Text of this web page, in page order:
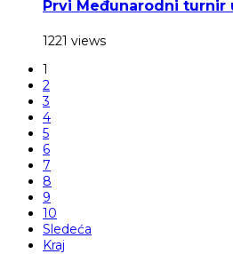
Prvi Međunarodni turnir
1221 views
1
2
3
4
5
6
7
8
9
10
Sledeća
Kraj